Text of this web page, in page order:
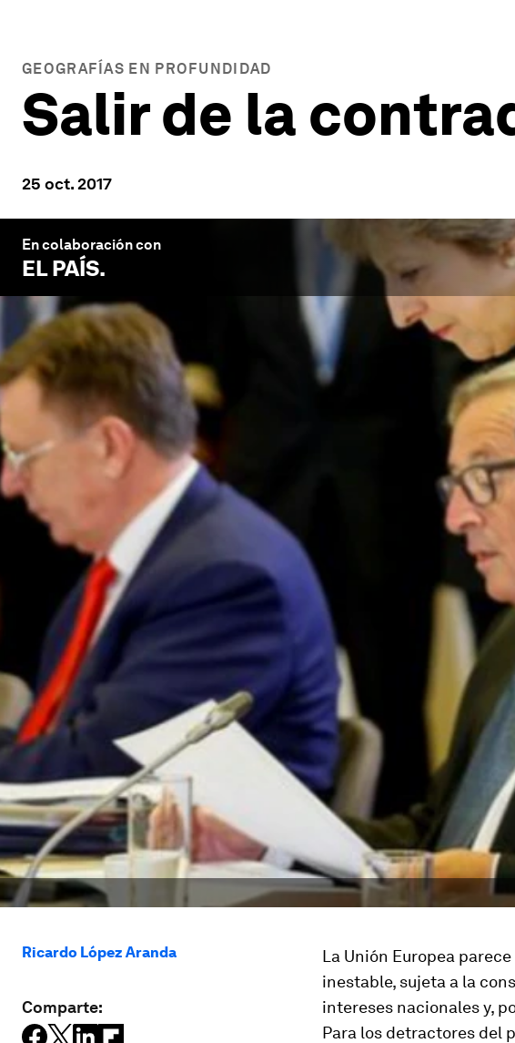
GEOGRAFÍAS EN PROFUNDIDAD
Salir de la
25 oct. 2017
En colaboración con
EL PAÍS.
Ricardo López Aranda
Comparte:
La Unión Europea
inestable, sujeta a la
intereses nacionales y,
Para los detractores del